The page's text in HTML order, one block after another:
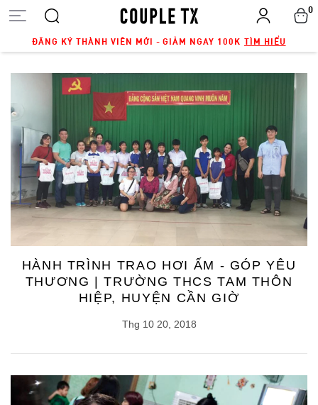
ĐĂNG KÝ THÀNH VIÊN MỚI - GIẢM NGAY 100K TÌM HIỂU
0
HÀNH TRÌNH TRAO HƠI ẤM - GÓP YÊU
THƯƠNG | TRƯỜNG THCS TAM THÔN
HIỆP, HUYỆN CẦN GIỜ
Thg 10 20, 2018